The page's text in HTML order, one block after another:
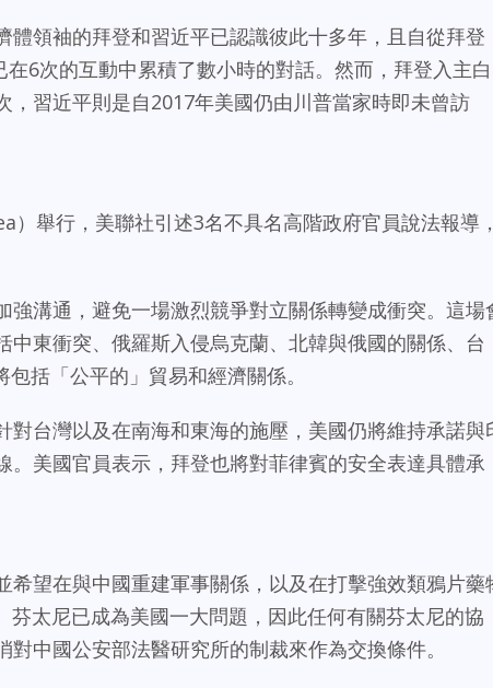
體領袖的拜登和習近平已認識彼此十多年，且自從拜登
6次的互動中累積了數小時的對話。然而，拜登入主白
，習近平則是自2017年美國仍由川普當家時即未曾訪
）舉行，美聯社引述3名不具名高階政府官員說法報導
強溝通，避免一場激烈競爭對立關係轉變成衝突。這場
中東衝突、俄羅斯入侵烏克蘭、北韓與俄國的關係、台
括「公平的」貿易和經濟關係。
對台灣以及在南海和東海的施壓，美國仍將維持承諾與
。美國官員表示，拜登也將對菲律賓的安全表達具體承
希望在與中國重建軍事關係，以及在打擊強效類鴉片藥
太尼已成為美國一大問題，因此任何有關芬太尼的協
中國公安部法醫研究所的制裁來作為交換條件。